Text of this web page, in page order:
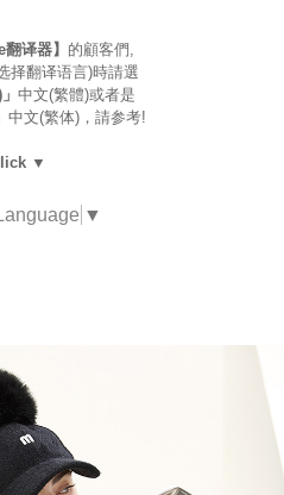
翻译器】 的顧客們,
择翻译语言)時請選
中文(繁體)或者是
中文(繁体)，請参考!
▼
▼